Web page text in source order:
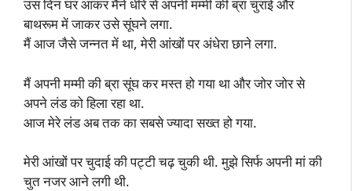
उस दिन घर आकर मैंने धीरे से अपनी मम्मी की ब्रा चुराई और
बाथरूम में जाकर उसे सूंघने लगा.
मैं आज जैसे जन्नत में था, मेरी आंखों पर अंधेरा छाने लगा.
मैं अपनी मम्मी की ब्रा सूंघ कर मस्त हो गया था और जोर जोर से
अपने लंड को हिला रहा था.
आज मेरे लंड अब तक का सबसे ज्यादा सख्त हो गया.
मेरी आंखों पर चुदाई की पट्टी चढ़ चुकी थी. मुझे सिर्फ अपनी मां की
चुत नजर आने लगी थी.